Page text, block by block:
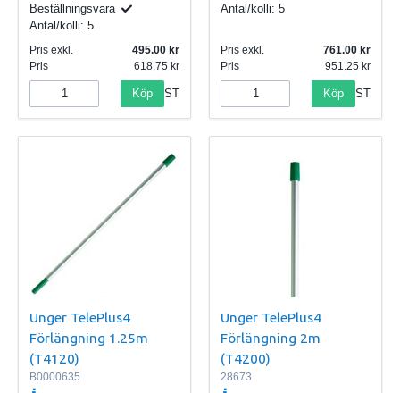
Beställningsvara
Antal/kolli: 5
Pris exkl.
495.00
Pris
618.75
Köp ST
Antal/kolli: 5
Pris exkl.
761.00
Pris
951.25
Köp ST
Unger TelePlus4
Förlängning 1.25m
(T4120)
B0000635
Unger TelePlus4
Förlängning 2m
(T4200)
28673